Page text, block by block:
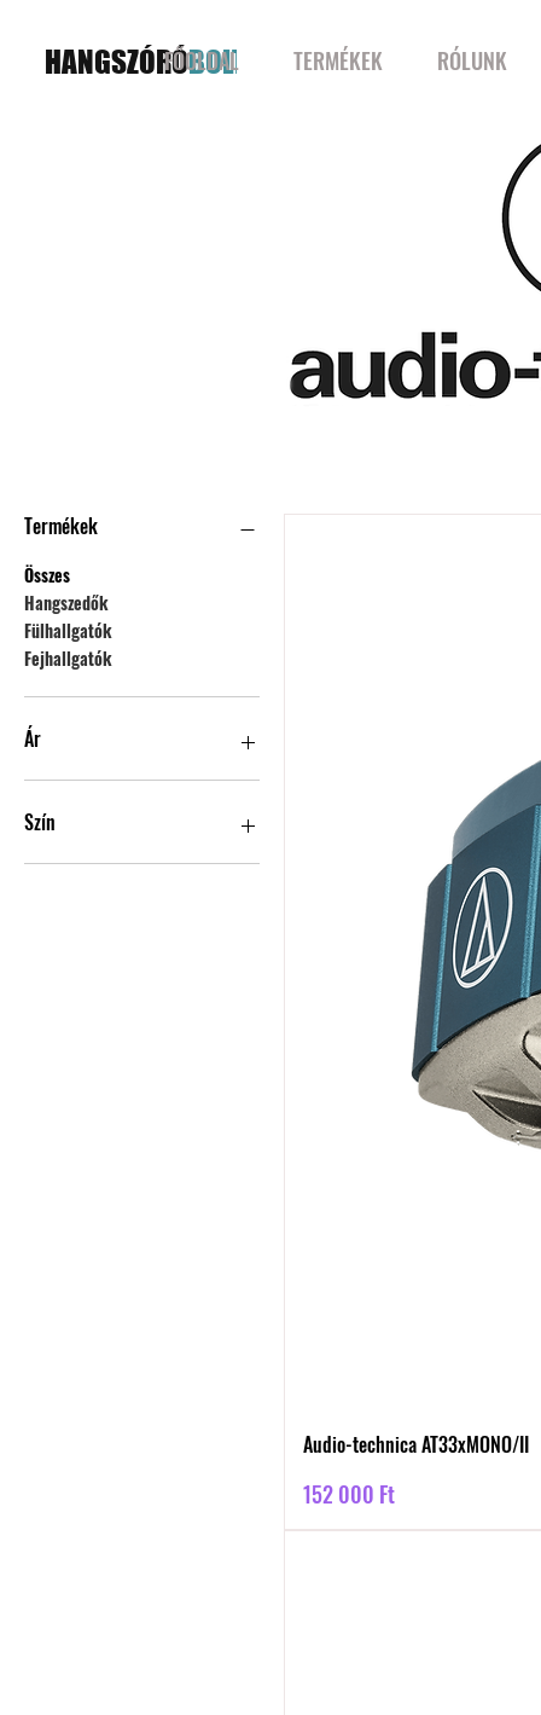
HANGSZÓRÓBOLT
FŐOLDAL TERMÉKEK RÓLUNK
Termékek
Összes
Hangszedők
Fülhallgatók
Fejhallgatók
Ár
7000 Ft
Szín
Audio-technica AT33xMONO/II
Ár
152 000 Ft